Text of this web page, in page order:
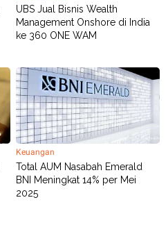
UBS Jual Bisnis Wealth
Management Onshore di India
ke 360 ONE WAM
Keuangan
Total AUM Nasabah Emerald
BNI Meningkat 14% per Mei
2025